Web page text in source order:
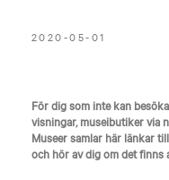
2020-05-01
För dig som inte kan
visningar, museibutiker via
Museer samlar här länkar
och hör av dig om det finns